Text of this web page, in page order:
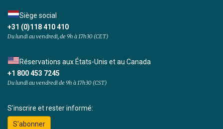
Siège social
+31 (0)118 410 410
Du lundi au vendredi, de 9h à 17h30 (CET)
Réservations aux États-Unis et au Canada
+1 800 453 7245
Du lundi au vendredi de 9h à 17h30 (CST)
S'inscrire et rester informé:
S'abonner